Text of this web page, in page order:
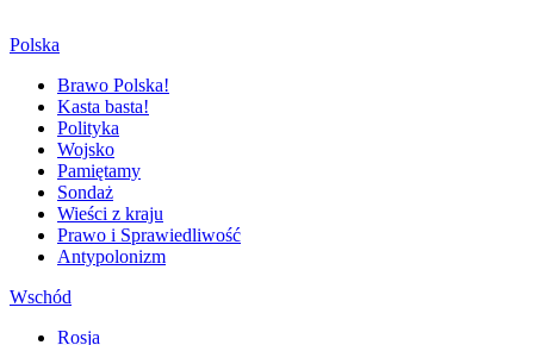
Polska
Brawo Polska!
Kasta basta!
Polityka
Wojsko
Pamiętamy
Sondaż
Wieści z kraju
Prawo i Sprawiedliwość
Antypolonizm
Wschód
Rosja